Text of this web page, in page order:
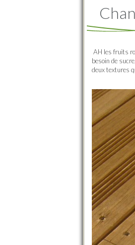
AH les fruits
besoin de
deux textures